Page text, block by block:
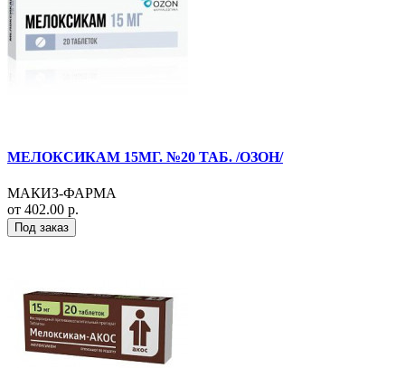
МЕЛОКСИКАМ 15МГ. №20 ТАБ. /ОЗОН/
МАКИЗ-ФАРМА
от 402.00 р.
Под заказ